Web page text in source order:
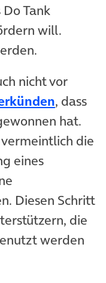
Tank
will.
nicht vor
, dass
hat.
die
eines
Diesen Schritt
die
werden